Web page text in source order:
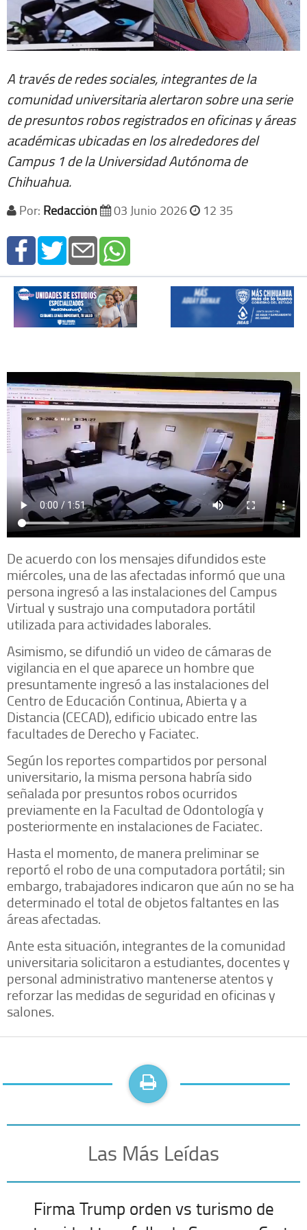
A través de redes sociales, integrantes de la
comunidad universitaria alertaron sobre una serie
de presuntos robos registrados en oficinas y áreas
académicas ubicadas en los alrededores del
Campus 1 de la Universidad Autónoma de
Chihuahua.
Por: Redacción 03 Junio 2026 12 35
De acuerdo con los mensajes difundidos este
miércoles, una de las afectadas informó que una
persona ingresó a las instalaciones del Campus
Virtual y sustrajo una computadora portátil
utilizada para actividades laborales.
Asimismo, se difundió un video de cámaras de
vigilancia en el que aparece un hombre que
presuntamente ingresó a las instalaciones del
Centro de Educación Continua, Abierta y a
Distancia (CECAD), edificio ubicado entre las
facultades de Derecho y Faciatec.
Según los reportes compartidos por personal
universitario, la misma persona habría sido
señalada por presuntos robos ocurridos
previamente en la Facultad de Odontología y
posteriormente en instalaciones de Faciatec.
Hasta el momento, de manera preliminar se
reportó el robo de una computadora portátil; sin
embargo, trabajadores indicaron que aún no se ha
determinado el total de objetos faltantes en las
áreas afectadas.
Ante esta situación, integrantes de la comunidad
universitaria solicitaron a estudiantes, docentes y
personal administrativo mantenerse atentos y
reforzar las medidas de seguridad en oficinas y
salones.
Las Más Leídas
Firma Trump orden vs turismo de